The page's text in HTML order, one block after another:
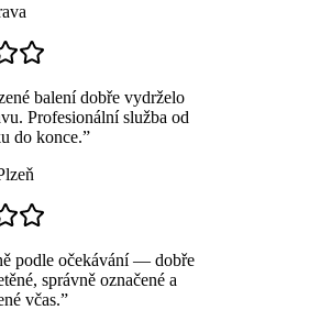
balení dobře vydrželo
Profesionální služba od
do konce.”
podle očekávání — dobře
správně označené a
včas.”